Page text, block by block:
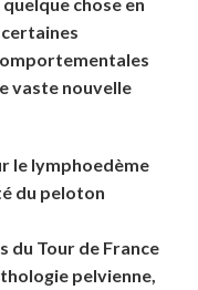
vaste nouvelle
le lymphoedème
du peloton
du Tour de France
pelvienne,